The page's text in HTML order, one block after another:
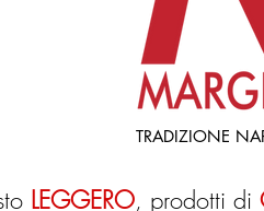
TRADIZIONE
LEGGERO, prodotti di